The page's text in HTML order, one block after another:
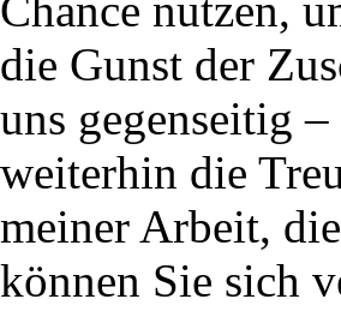
die Gunst der
uns gegenseitig
weiterhin die
meiner Arbeit,
können Sie sich